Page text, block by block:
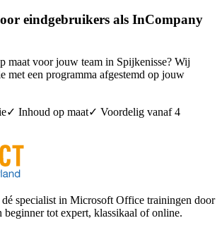
eindgebruikers als InCompany
maat voor jouw team in Spijkenisse? Wij
met een programma afgestemd op jouw
✓ Inhoud op maat✓ Voordelig vanaf 4
specialist in Microsoft Office trainingen door
beginner tot expert, klassikaal of online.